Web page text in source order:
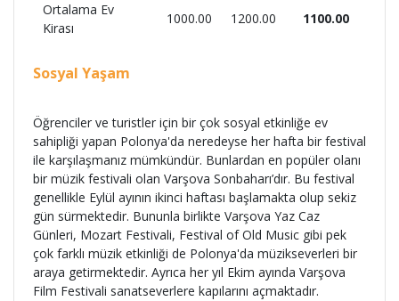
Ortalama Ev
Kirası
1000.00 1200.00 1100.00
Sosyal Yaşam
Öğrenciler ve turistler için bir çok sosyal etkinliğe ev
sahipliği yapan Polonya'da neredeyse her hafta bir festival
ile karşılaşmanız mümkündür. Bunlardan en popüler olanı
bir müzik festivali olan Varşova Sonbaharı’dır. Bu festival
genellikle Eylül ayının ikinci haftası başlamakta olup sekiz
gün sürmektedir. Bununla birlikte Varşova Yaz Caz
Günleri, Mozart Festivali, Festival of Old Music gibi pek
çok farklı müzik etkinliği de Polonya'da müzikseverleri bir
araya getirmektedir. Ayrıca her yıl Ekim ayında Varşova
Film Festivali sanatseverlere kapılarını açmaktadır.